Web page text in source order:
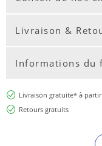
Livraison &
Informations du
Livraison gratuite* à partir
Retours gratuits